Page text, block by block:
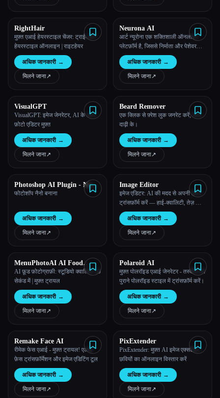
RightHair
मुफ़्त एआई हेयरस्टाइल चेंजर: ट्राई-ऑन
हेयरस्टाइल ऑनलाइन | राइटहेयर
अधिक जानकारी →
मिलने जाना↗︎
Neurona AI
आर्ट न्यूरोना एक शक्तिशाली ऑनलाइन
प्लेटफ़ॉर्म है, जिससे निर्माता और पेशेवर
दोनों ही इमेज बना सकते हैं, संपादित कर
सकते हैं और उन्हें बेहतर बना सकते हैं —
किसी डिज़ाइन कौशल की आवश्यकता नहीं
होती है।
अधिक जानकारी →
मिलने जाना↗︎
VisualGPT
VisualGPT: इमेज जेनरेटर, AI के साथ
फ़ोटो एडिटर मुफ़्त
अधिक जानकारी →
मिलने जाना↗︎
Beard Remover
एक क्लिक से फ़्रेश लुक जनरेट करें, बिना
दाढ़ी के।
अधिक जानकारी →
मिलने जाना↗︎
Photoshop AI Plugin - Nano
Banana
फोटोशॉप नैनो बनाना
अधिक जानकारी →
मिलने जाना↗︎
Image Editor
इमेज एडिटर: AI की मदद से अपनी इमेज
ट्रांसफ़ॉर्म करें — हाई-क्वालिटी, तेज़ और
आसान फ़ोटो एडिटिंग ऑनलाइन
अधिक जानकारी →
मिलने जाना↗︎
MenuPhotoAI AI Food
Photo Editor
AI फ़ूड फ़ोटोग्राफ़ी: स्टूडियो क्वालिटी 30
सेकंड में | मुफ़्त ट्रायल
अधिक जानकारी →
मिलने जाना↗︎
Polaroid AI
मुफ़्त पोलरॉइड एआई जेनरेटर - तस्वीरों को
पुराने पोलरॉइड स्टाइल में ट्रांसफ़ॉर्म करें।
अधिक जानकारी →
मिलने जाना↗︎
Remake Face AI
रीमेक फेस एआई - मुफ़्त ट्रायल! एआई
फ़ेस ट्रांसफ़ॉर्मेशन और इमेज एडिटिंग टूल
अधिक जानकारी →
मिलने जाना↗︎
PixExtender
PixExtender: मुफ़्त AI इमेज एक्सटेंडर -
छवियों का ऑनलाइन विस्तार करें
अधिक जानकारी →
मिलने जाना↗︎